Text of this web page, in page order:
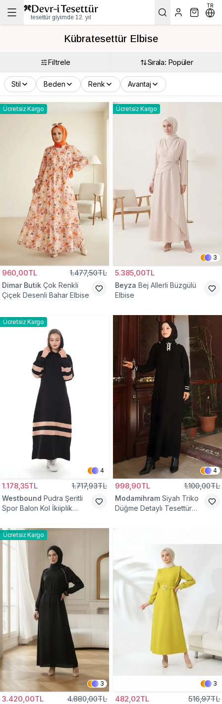
tesettür giyimde 12. yıl
TR
Kübratesettür Elbise
Filtrele Sırala: Popüler
Stil Beden Renk Avantaj
Ücretsiz Kargo
960,00TL 1.477,50TL
Dimar Butik Çok Renkli
Çiçek Desenli Bahar Elbise
Ücretsiz Kargo
3
5.385,00TL
Beyza Bej Allerli Büzgülü
Elbise
Ücretsiz Kargo
4
1.178,35TL 1.717,93TL
Westbound Pudra Şeritli
Spor Balon Kol İkiiplik
4
998,90TL 1.100,00TL
Modamihram Siyah Triko
Düğme Detaylı Tesettür
Ücretsiz Kargo
3
3.420,00TL 4.880,00TL
3
482,02TL 516,97TL